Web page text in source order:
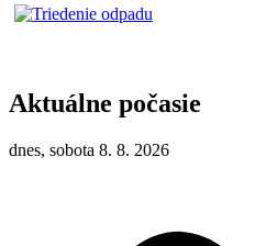
Aktuálne počasie
dnes, sobota 8. 8. 2026